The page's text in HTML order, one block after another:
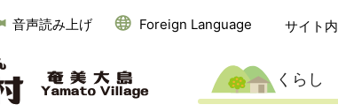
音声読み上げ Foreign Language サイト
くらし